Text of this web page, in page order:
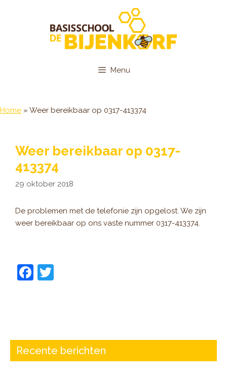
Menu
Home » Weer bereikbaar op 0317-413374
Weer bereikbaar op 0317-
413374
29 oktober 2018
De problemen met de telefonie zijn opgelost. We zijn
weer bereikbaar op ons vaste nummer 0317-413374.
F
b
o
Recente berichten